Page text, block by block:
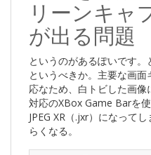
リーンキャ
が出る問題
というのがあるぽいです
というべきか。主要な画
応なため、白トビした画
対応のXBox Game Barを
JPEG XR（.jxr）になって
らくなる。